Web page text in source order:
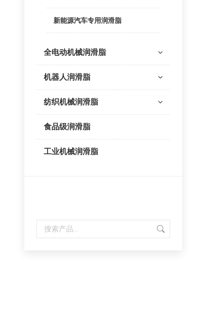
新能源汽车专用润滑脂
全电动机械润滑脂
机器人润滑脂
纺织机械润滑脂
食品级润滑脂
工业机械润滑脂